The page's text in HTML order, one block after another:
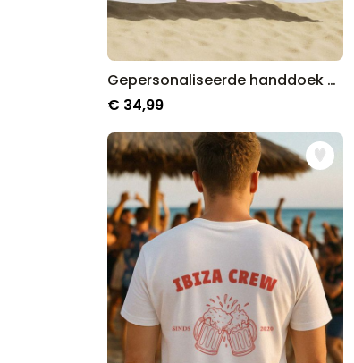
Gepersonaliseerde handdoek met symbolen en tekst
€ 34,99